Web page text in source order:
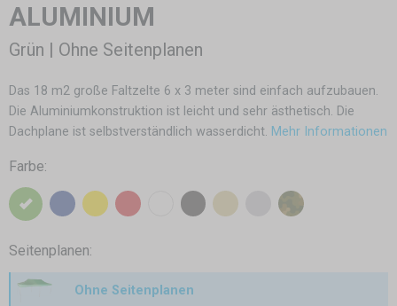
ALUMINIUM
Grün | Ohne Seitenplanen
Das 18 m2 große Faltzelte 6 x 3 meter sind einfach aufzubauen.
Die Aluminiumkonstruktion ist leicht und sehr ästhetisch. Die
Dachplane ist selbstverständlich wasserdicht. Mehr Informationen
Farbe:
Seitenplanen:
Ohne Seitenplanen